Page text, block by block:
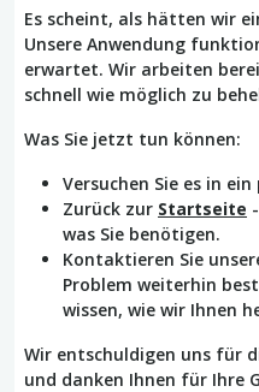
Es scheint, als hätten wir
Unsere Anwendung
erwartet. Wir arbeiten
schnell wie möglich zu
Was Sie jetzt tun können:
Versuchen Sie es in
Zurück zur Startseite
was Sie benötigen.
Kontaktieren Sie
Problem weiterhin
wissen, wie wir Ihnen
Wir entschuldigen uns für
und danken Ihnen für Ihre